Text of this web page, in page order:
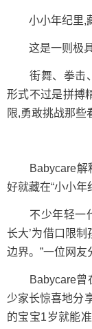
小小年纪里,藏
这是一则极具
街舞、拳击、
形式不过是拼搏
限,勇敢挑战那些
Babycare解释
好就藏在“小小年
不少年轻一代
长大’为借口限
边界。”一位网友
Babycare曾在
少家长惊喜地分
的宝宝1岁就能